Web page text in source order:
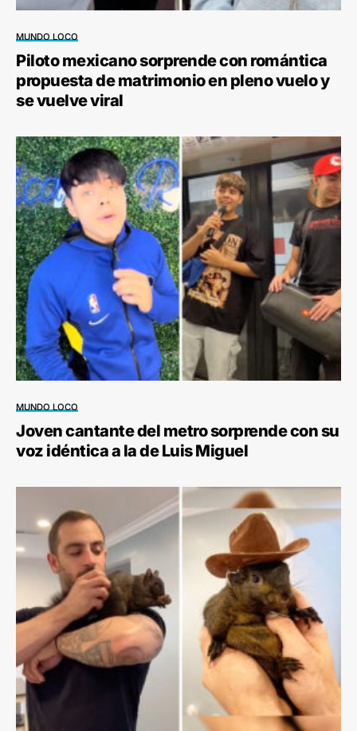
MUNDO LOCO
Piloto mexicano sorprende con romántica
propuesta de matrimonio en pleno vuelo y
se vuelve viral
MUNDO LOCO
Joven cantante del metro sorprende con su
voz idéntica a la de Luis Miguel